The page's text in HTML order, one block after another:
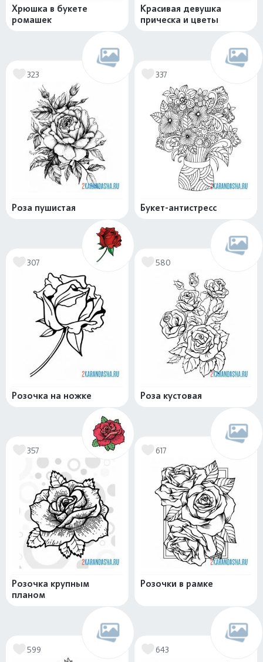
Хрюшка в букете
ромашек
Красивая девушка
прическа и цветы
323
Роза пушистая
337
Букет-антистресс
307
Розочка на ножке
580
Роза кустовая
357
Розочка крупным
планом
617
Розочки в рамке
599 643